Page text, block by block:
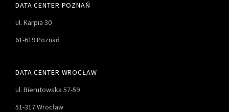
DATA CENTER POZNAŃ
ul. Karpia 30
61-619 Poznań
DATA CENTER WROCŁAW
ul. Bierutowska 57-59
51-317 Wrocław